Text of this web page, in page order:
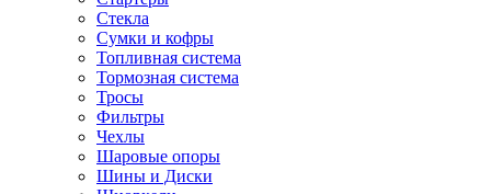
Стекла
Сумки и кофры
Топливная система
Тормозная система
Тросы
Фильтры
Чехлы
Шаровые опоры
Шины и Диски